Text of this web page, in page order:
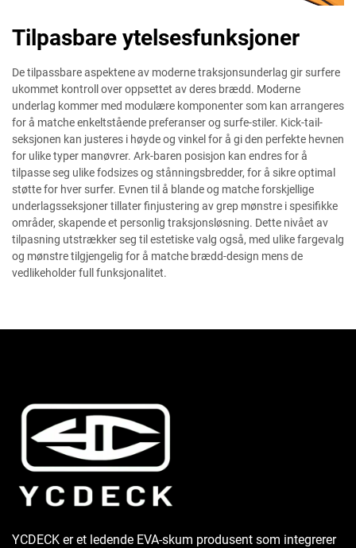
Tilpasbare ytelsesfunksjoner
De tilpassbare aspektene av moderne traksjonsunderlag gir surfere
ukommet kontroll over oppsettet av deres brædd. Moderne
underlag kommer med modulære komponenter som kan arrangeres
for å matche enkeltstående preferanser og surfe-stiler. Kick-tail-
seksjonen kan justeres i høyde og vinkel for å gi den perfekte hevnen
for ulike typer manøvrer. Ark-baren posisjon kan endres for å
tilpasse seg ulike fodsizes og stånningsbredder, for å sikre optimal
støtte for hver surfer. Evnen til å blande og matche forskjellige
underlagsseksjoner tillater finjustering av grep mønstre i spesifikke
områder, skapende et personlig traksjonsløsning. Dette nivået av
tilpasning utstrækker seg til estetiske valg også, med ulike fargevalg
og mønstre tilgjengelig for å matche brædd-design mens de
vedlikeholder full funksjonalitet.
YCDECK er et ledende EVA-skum produsent som integrerer